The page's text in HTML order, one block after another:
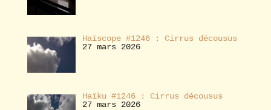
Haïscope #1246 : Cirrus décousus
27 mars 2026
Haïku #1246 : Cirrus décousus
27 mars 2026